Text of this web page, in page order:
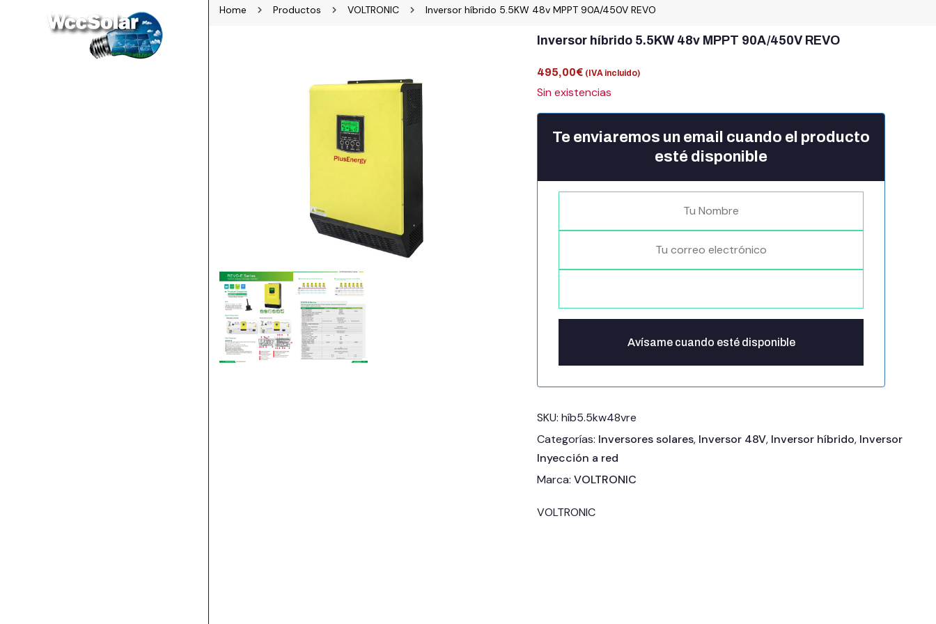
Home Productos VOLTRONIC Inversor híbrido 5.5KW 48v MPPT 90A/450V REVO
Inversor híbrido 5.5KW 48v MPPT 90A/450V REVO
495,00€ (IVA incluido)
Sin existencias
Te enviaremos un email cuando el producto
esté disponible
SKU:híb5.5kw48vre
Categorías: Inversores solares, Inversor 48V, Inversor híbrido, Inversor
Inyección a red
Marca:VOLTRONIC
VOLTRONIC